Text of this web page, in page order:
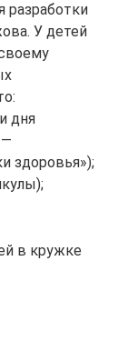
разработки
У детей
дня
здоровья»);
в кружке